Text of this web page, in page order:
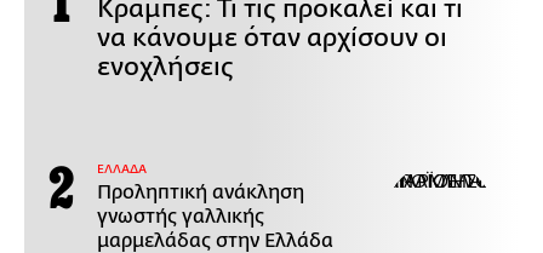
Κράμπες: Τι τις προκαλεί και τι
να κάνουμε όταν αρχίσουν οι
ενοχλήσεις
ΕΛΛΑΔΑ
Προληπτική ανάκληση
γνωστής γαλλικής
μαρμελάδας στην Ελλάδα